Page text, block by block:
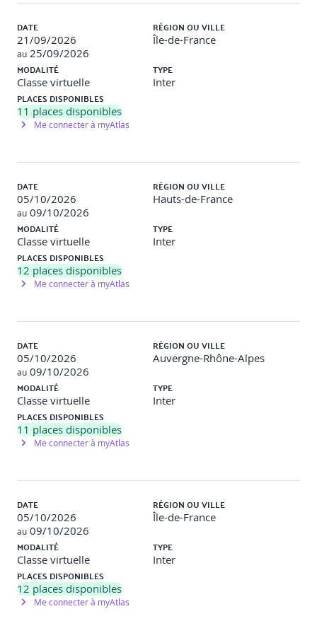
Exploitation manuelle vs automatisée
Exploits personnalisés dans un scénario simulé
Journée 5 – Post-Exploitation & Reporting
Module 5 : Post-Exploitation
Enumération post-compromission : credentials,
Techniques d’exfiltration (exfiltration de fichiers,
Persistance, mouvements latéraux
Évitement de détection : effacement des logs, outils
LOLBAS
LAB 5:
Simulation complète : post-exploitation + rebond
latéral sur un second système
Module 6 : Reporting professionnel
Structure d’un rapport technique : vulnérabilités,
preuves, scoring
Rédaction de la synthèse exécutive (non technique)
Recommandations correctives
Atelier : étude critique de rapports types
LAB 6 : Rédaction d’un rapport complet basé sur le lab de
Présentation orale des rapports en binôme
Feedback croisé entre participants
Clôture de la formation
DATE
21/09/2026
au 25/09/2026
RÉGION OU VILLE
Île-de-France
MODALITÉ
Classe virtuelle
TYPE
Inter
PLACES DISPONIBLES
11 places disponibles
Me connecter à myAtlas
DATE
05/10/2026
au 09/10/2026
RÉGION OU VILLE
Hauts-de-France
MODALITÉ
Classe virtuelle
TYPE
Inter
PLACES DISPONIBLES
12 places disponibles
Me connecter à myAtlas
DATE
05/10/2026
au 09/10/2026
RÉGION OU VILLE
Auvergne-Rhône-Alpes
MODALITÉ
Classe virtuelle
TYPE
Inter
PLACES DISPONIBLES
11 places disponibles
Me connecter à myAtlas
DATE
05/10/2026
au 09/10/2026
RÉGION OU VILLE
Île-de-France
MODALITÉ
Classe virtuelle
TYPE
Inter
PLACES DISPONIBLES
12 places disponibles
Me connecter à myAtlas